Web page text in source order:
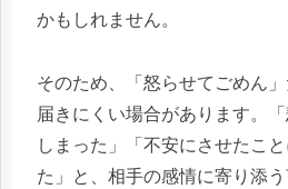
かもしれません。
そのため、「怒らせてごめん
届きにくい場合があります。
しまった」「不安にさせたこ
た」と、相手の感情に寄り添